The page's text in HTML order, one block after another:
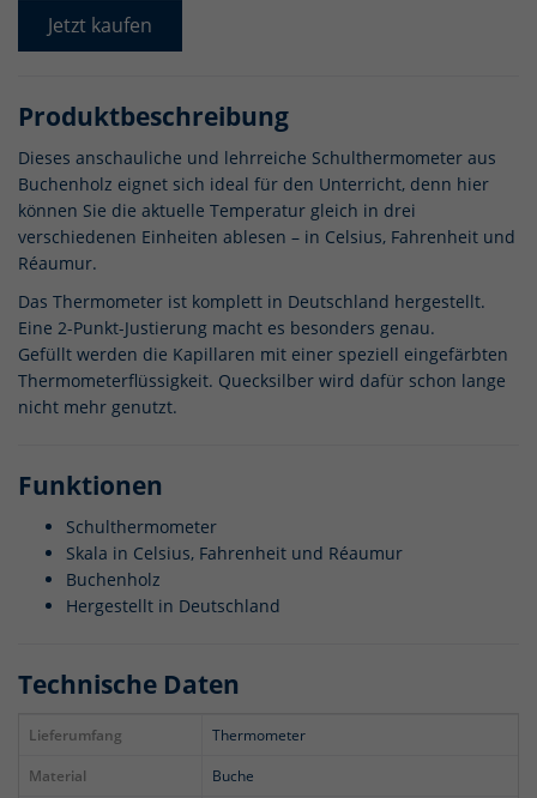
Jetzt kaufen
Produktbeschreibung
Dieses anschauliche und lehrreiche Schulthermometer aus
Buchenholz eignet sich ideal für den Unterricht, denn hier
können Sie die aktuelle Temperatur gleich in drei
verschiedenen Einheiten ablesen – in Celsius, Fahrenheit und
Réaumur.
Das Thermometer ist komplett in Deutschland hergestellt.
Eine 2-Punkt-Justierung macht es besonders genau.
Gefüllt werden die Kapillaren mit einer speziell eingefärbten
Thermometerflüssigkeit. Quecksilber wird dafür schon lange
nicht mehr genutzt.
Funktionen
Schulthermometer
Skala in Celsius, Fahrenheit und Réaumur
Buchenholz
Hergestellt in Deutschland
Technische Daten
Lieferumfang
Thermometer
Material
Buche